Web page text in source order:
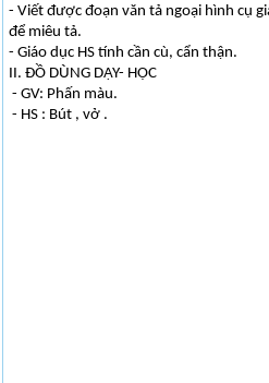
- Viết được đoạn văn tả ngoại hình cụ
để miêu tả.
- Giáo dục HS tính cần cù, cẩn thận.
II. ĐỒ DÙNG DẠY- HỌC
- GV: Phấn màu.
- HS : Bút , vở .